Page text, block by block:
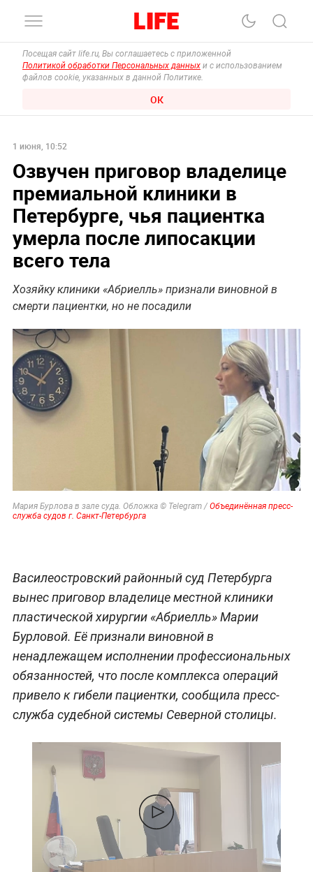
Посещая сайт life.ru, Вы соглашаетесь с приложенной
Политикой обработки Персональных данных и с использованием
файлов cookie, указанных в данной Политике.
ОК
1 июня, 10:52
Озвучен приговор владелице
премиальной клиники в
Петербурге, чья пациентка
умерла после липосакции
всего тела
Хозяйку клиники «Абриелль» признали виновной в
смерти пациентки, но не посадили
Мария Бурлова в зале суда. Обложка © Telegram / Объединённая пресс-
служба судов г. Санкт-Петербурга
Василеостровский районный суд Петербурга
вынес приговор владелице местной клиники
пластической хирургии «Абриелль» Марии
Бурловой. Её признали виновной в
ненадлежащем исполнении профессиональных
обязанностей, что после комплекса операций
привело к гибели пациентки, сообщила пресс-
служба судебной системы Северной столицы.